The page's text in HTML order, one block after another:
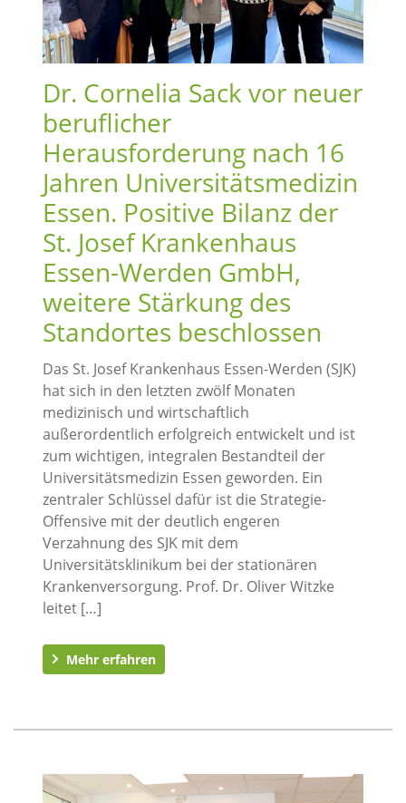
Dr. Cornelia Sack vor neuer
beruflicher
Herausforderung nach 16
Jahren Universitätsmedizin
Essen. Positive Bilanz der
St. Josef Krankenhaus
Essen-Werden GmbH,
weitere Stärkung des
Standortes beschlossen
Das St. Josef Krankenhaus Essen-Werden (SJK)
hat sich in den letzten zwölf Monaten
medizinisch und wirtschaftlich
außerordentlich erfolgreich entwickelt und ist
zum wichtigen, integralen Bestandteil der
Universitätsmedizin Essen geworden. Ein
zentraler Schlüssel dafür ist die Strategie-
Offensive mit der deutlich engeren
Verzahnung des SJK mit dem
Universitätsklinikum bei der stationären
Krankenversorgung. Prof. Dr. Oliver Witzke
leitet […]
Mehr erfahren